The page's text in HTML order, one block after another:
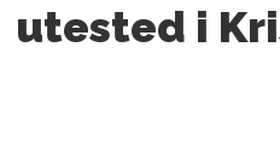
utested i